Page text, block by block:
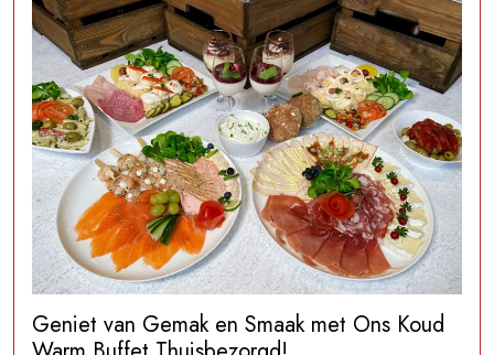
Geniet van Gemak en Smaak met Ons Koud